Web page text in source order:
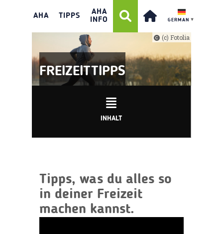
AHA TIPPS
AHA
INFO
GERMAN ▼
(c) Fotolia
FREIZEITTIPPS
INHALT
Tipps, was du alles so
in deiner Freizeit
machen kannst.